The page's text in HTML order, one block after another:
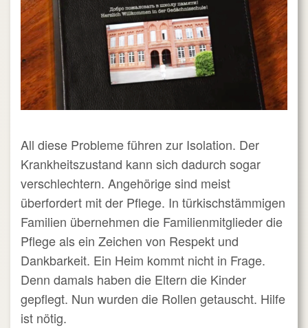
All diese Probleme führen zur Isolation. Der
Krankheitszustand kann sich dadurch sogar
verschlechtern. Angehörige sind meist
überfordert mit der Pflege. In türkischstämmigen
Familien übernehmen die Familienmitglieder die
Pflege als ein Zeichen von Respekt und
Dankbarkeit. Ein Heim kommt nicht in Frage.
Denn damals haben die Eltern die Kinder
gepflegt. Nun wurden die Rollen getauscht. Hilfe
ist nötig.